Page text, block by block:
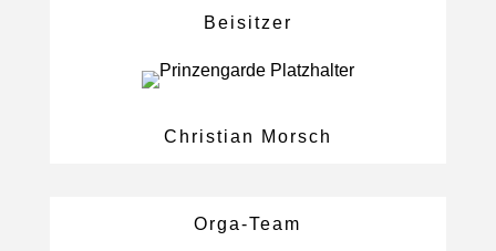
Beisitzer
Christian Morsch
Orga-Team